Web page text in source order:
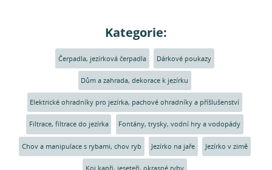
Kategorie:
Čerpadla, jezírková čerpadla Dárkové poukazy
Dům a zahrada, dekorace k jezírku
Elektrické ohradníky pro jezírka, pachové ohradníky a příšlušenství
Filtrace, filtrace do jezírka Fontány, trysky, vodní hry a vodopády
Chov a manipulace s rybami, chov ryb Jezírko na jaře Jezírko v zimě
Koi kapři, jeseteři, okrasné ryby